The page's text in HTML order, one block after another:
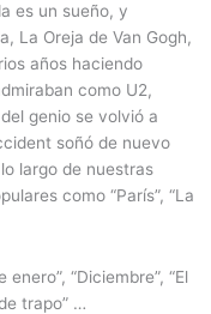
es un sueño, y
La Oreja de Van Gogh,
años haciendo
como U2,
genio se volvió a
soñó de nuevo
largo de nuestras
como “París”, “La
“Diciembre”, “El
trapo” …